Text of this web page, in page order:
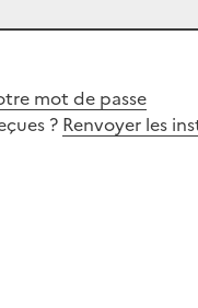
mot de passe
? Renvoyer les